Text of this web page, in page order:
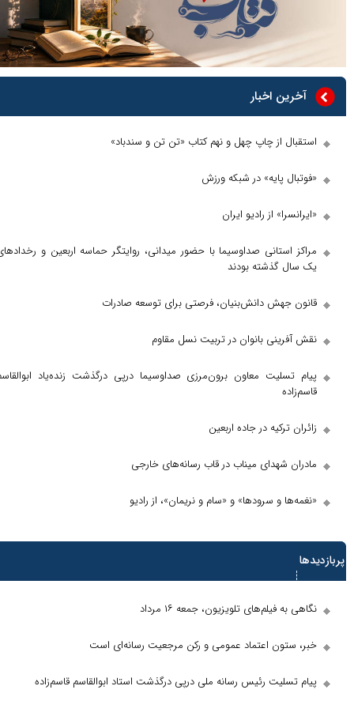
اخبار
از چاپ چهل و نهم کتاب «تن تن و سندباد»
پایه» در شبکه ورزش
از رادیو ایران
صداوسیما با حضور میدانی، روایتگر حماسه اربعین و رخداد‌های
بودند
دانش‌بنیان، فرصتی برای توسعه صادرات
بانوان در تربیت نسل مقاوم
معاون برون‌مرزی صداوسیما درپی درگذشت زنده‌یاد ابوالقاسم
در جاده اربعین
میناب در قاب رسانه‌های خارجی
سرودها» و «سام و نریمان»، از رادیو
تلویزیون، جمعه ۱۶ مرداد
اعتماد عمومی و رکن مرجعیت رسانه‌ای است
رئیس رسانه ملی درپی درگذشت استاد ابوالقاسم قاسم‌زاده